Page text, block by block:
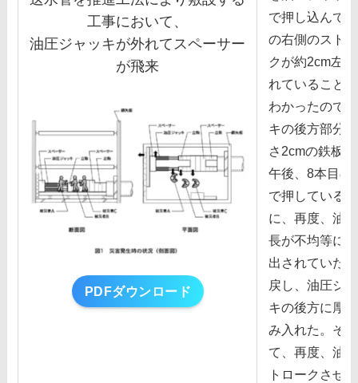
⼯事において、
油圧ジャッキが外れてスペーサー
が⾶来
PDFダウンロード
で押し込んで
の右側のスト
クが約2cm左
れていることが
わかったので
キの後⽅部分
さ2cmの鉄板
午後、8本⽬の
で押している際
に、再度、油
⻑が不均等に
出されていた
戻し、油圧ジ
キの後⽅に厚
み⼊れた。そし
て、再度、油
トロークさせた